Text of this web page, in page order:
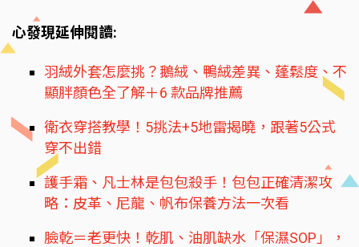
心發現延伸閱讀:
羽絨外套怎麼挑？鵝絨、鴨絨差異、蓬鬆度、不
顯胖顏色全了解＋6 款品牌推薦
衛衣穿搭教學！5挑法+5地雷揭曉，跟著5公式
穿不出錯
護手霜、凡士林是包包殺手！包包正確清潔攻
略：皮革、尼龍、帆布保養方法一次看
臉乾＝老更快！乾肌、油肌缺水「保濕SOP」，